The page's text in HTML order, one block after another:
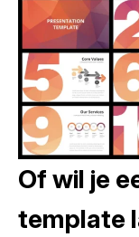
Of wil je
template